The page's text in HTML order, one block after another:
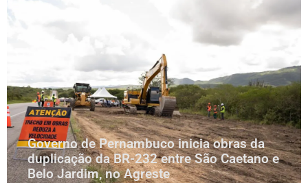
Governo de Pernambuco inicia obras da
duplicação da BR-232 entre São Caetano e
Belo Jardim, no Agreste